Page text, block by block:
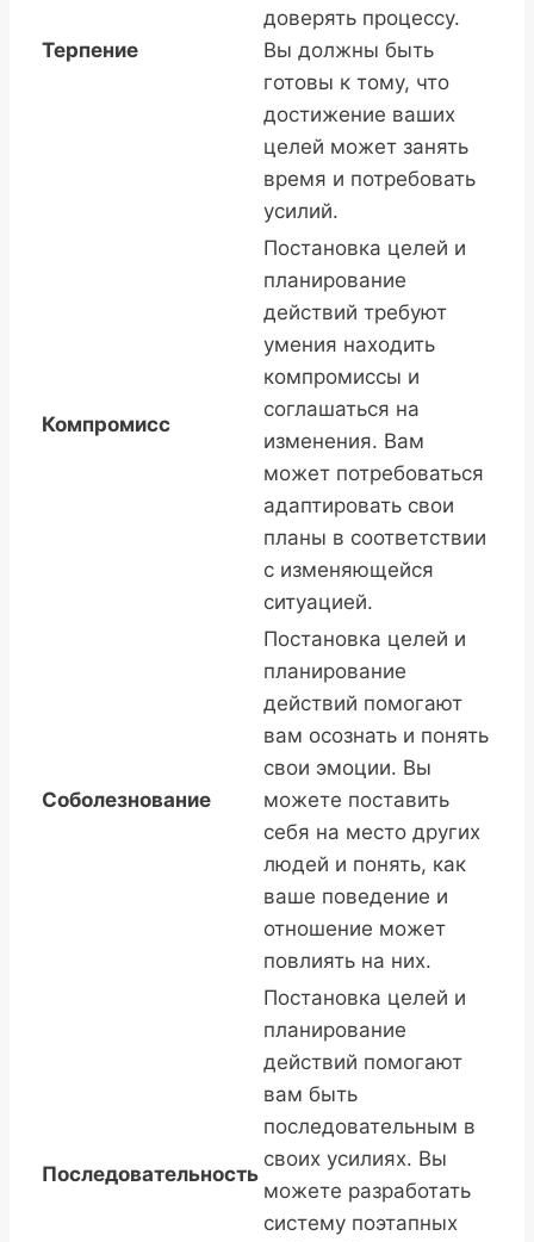
Терпение
доверять процессу.
Вы должны быть
готовы к тому, что
достижение ваших
целей может занять
время и потребовать
усилий.
Компромисс
Постановка целей и
планирование
действий требуют
умения находить
компромиссы и
соглашаться на
изменения. Вам
может потребоваться
адаптировать свои
планы в соответствии
с изменяющейся
ситуацией.
Соболезнование
Постановка целей и
планирование
действий помогают
вам осознать и понять
свои эмоции. Вы
можете поставить
себя на место других
людей и понять, как
ваше поведение и
отношение может
повлиять на них.
Последовательность
Постановка целей и
планирование
действий помогают
вам быть
последовательным в
своих усилиях. Вы
можете разработать
систему поэтапных